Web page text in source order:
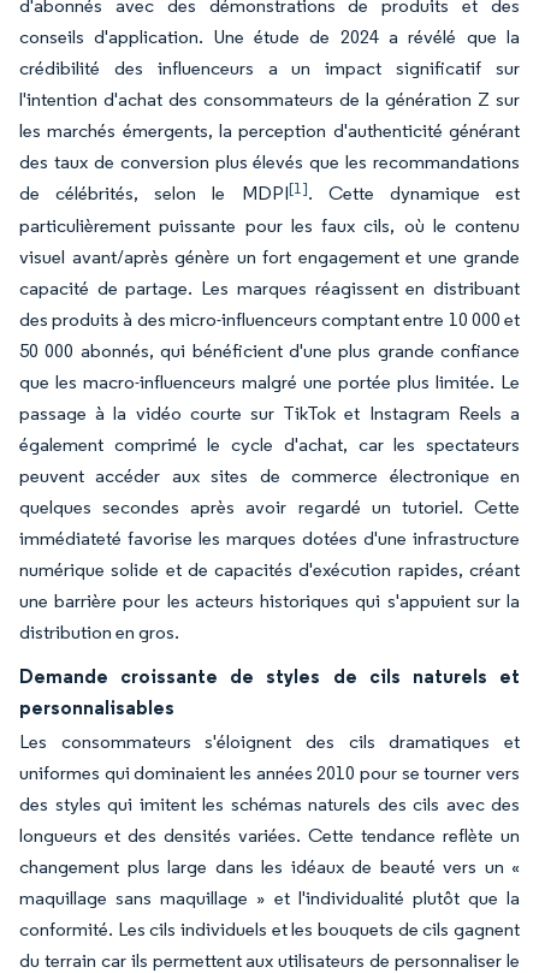
d'abonnés avec des démonstrations de produits et des
conseils d'application. Une étude de 2024 a révélé que la
crédibilité des influenceurs a un impact significatif sur
l'intention d'achat des consommateurs de la génération Z sur
les marchés émergents, la perception d'authenticité générant
des taux de conversion plus élevés que les recommandations
de célébrités, selon le MDPI[1]. Cette dynamique est
particulièrement puissante pour les faux cils, où le contenu
visuel avant/après génère un fort engagement et une grande
capacité de partage. Les marques réagissent en distribuant
des produits à des micro-influenceurs comptant entre 10 000 et
50 000 abonnés, qui bénéficient d'une plus grande confiance
que les macro-influenceurs malgré une portée plus limitée. Le
passage à la vidéo courte sur TikTok et Instagram Reels a
également comprimé le cycle d'achat, car les spectateurs
peuvent accéder aux sites de commerce électronique en
quelques secondes après avoir regardé un tutoriel. Cette
immédiateté favorise les marques dotées d'une infrastructure
numérique solide et de capacités d'exécution rapides, créant
une barrière pour les acteurs historiques qui s'appuient sur la
distribution en gros.
Demande croissante de styles de cils naturels et
personnalisables
Les consommateurs s'éloignent des cils dramatiques et
uniformes qui dominaient les années 2010 pour se tourner vers
des styles qui imitent les schémas naturels des cils avec des
longueurs et des densités variées. Cette tendance reflète un
changement plus large dans les idéaux de beauté vers un «
maquillage sans maquillage » et l'individualité plutôt que la
conformité. Les cils individuels et les bouquets de cils gagnent
du terrain car ils permettent aux utilisateurs de personnaliser le